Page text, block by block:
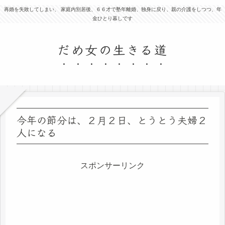
再婚を失敗してしまい、 家庭内別居後、６６才で塾年離婚、独身に戻り、親の介護をしつつ、年
金ひとり暮しです
だめ女の生きる道
今年の節分は、２月２日、とうとう夫婦２
人になる
スポンサーリンク